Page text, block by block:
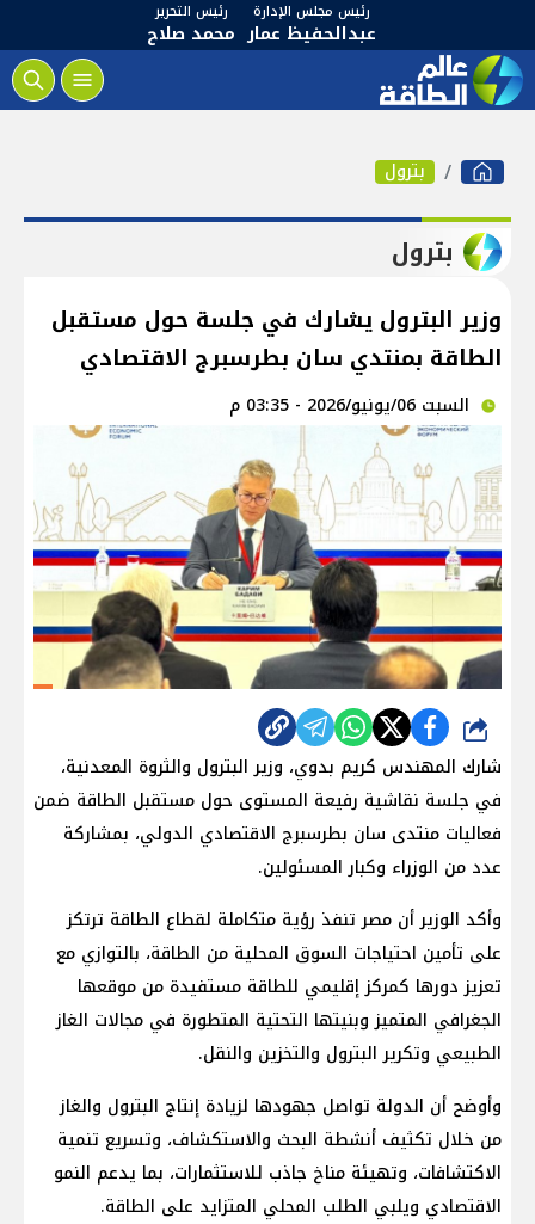
رئيس مجلس الإدارة
عبدالحفيظ عمار
رئيس التحرير
محمد صلاح
بترول
بترول
وزير البترول يشارك في جلسة حول مستقبل
الطاقة بمنتدي سان بطرسبرج الاقتصادي
السبت 06/يونيو/2026 - 03:35 م
شارك
شارك المهندس كريم بدوي، وزير البترول والثروة المعدنية،
في جلسة نقاشية رفيعة المستوى حول مستقبل الطاقة ضمن
فعاليات منتدى سان بطرسبرج الاقتصادي الدولي، بمشاركة
عدد من الوزراء وكبار المسئولين.
وأكد الوزير أن مصر تنفذ رؤية متكاملة لقطاع الطاقة ترتكز
على تأمين احتياجات السوق المحلية من الطاقة، بالتوازي مع
تعزيز دورها كمركز إقليمي للطاقة مستفيدة من موقعها
الجغرافي المتميز وبنيتها التحتية المتطورة في مجالات الغاز
الطبيعي وتكرير البترول والتخزين والنقل.
وأوضح أن الدولة تواصل جهودها لزيادة إنتاج البترول والغاز
من خلال تكثيف أنشطة البحث والاستكشاف، وتسريع تنمية
الاكتشافات، وتهيئة مناخ جاذب للاستثمارات، بما يدعم النمو
الاقتصادي ويلبي الطلب المحلي المتزايد على الطاقة.